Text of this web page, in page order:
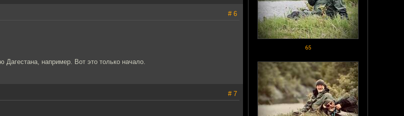
65
# 6
Дагестана, например. Вот это только начало.
# 7